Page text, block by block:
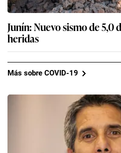
Junín: Nuevo sismo de 5,0
heridas
Más sobre COVID-19